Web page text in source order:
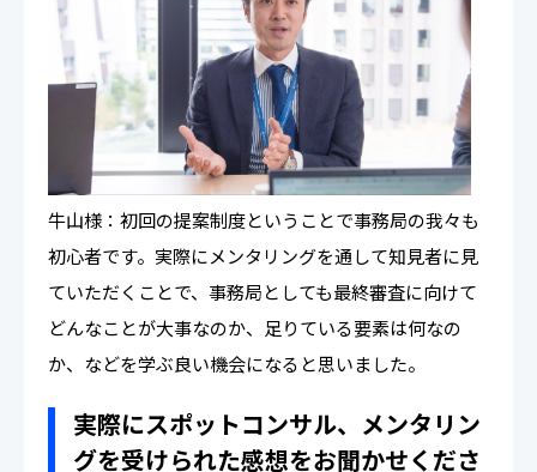
牛山様：初回の提案制度ということで事務局の我々も
初心者です。実際にメンタリングを通して知見者に見
ていただくことで、事務局としても最終審査に向けて
どんなことが大事なのか、足りている要素は何なの
か、などを学ぶ良い機会になると思いました。
実際にスポットコンサル、メンタリン
グを受けられた感想をお聞かせくださ